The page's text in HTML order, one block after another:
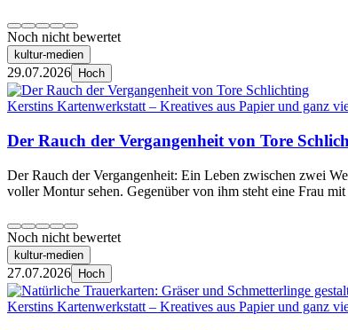
Noch nicht bewertet
kultur-medien
29.07.2026 Hoch
Kerstins Kartenwerkstatt – Kreatives aus Papier und ganz
Der Rauch der Vergangenheit von Tore
Der Rauch der Vergangenheit: Ein Leben zwischen zwei
voller Montur sehen. Gegenüber von ihm steht eine Frau
Noch nicht bewertet
kultur-medien
27.07.2026 Hoch
Kerstins Kartenwerkstatt – Kreatives aus Papier und ganz